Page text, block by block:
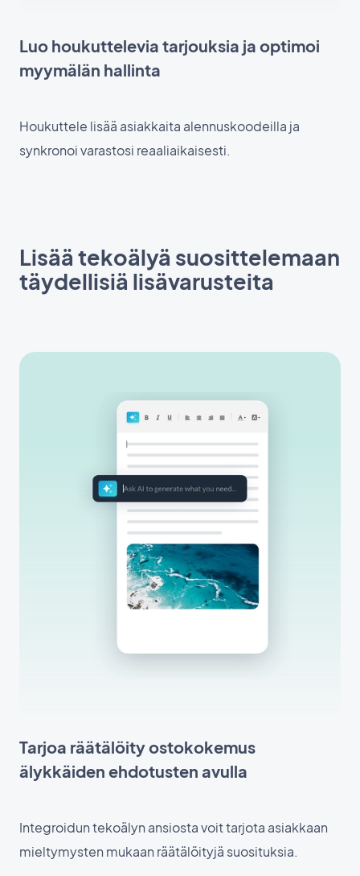
Luo houkuttelevia tarjouksia ja optimoi
myymälän hallinta
Houkuttele lisää asiakkaita alennuskoodeilla ja
synkronoi varastosi reaaliaikaisesti.
Lisää tekoälyä suosittelemaan
täydellisiä lisävarusteita
Tarjoa räätälöity ostokokemus
älykkäiden ehdotusten avulla
Integroidun tekoälyn ansiosta voit tarjota asiakkaan
mieltymysten mukaan räätälöityjä suosituksia.